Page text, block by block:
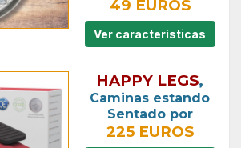
49 EUROS
Ver características
HAPPY LEGS,
Caminas estando
Sentado por
225 EUROS